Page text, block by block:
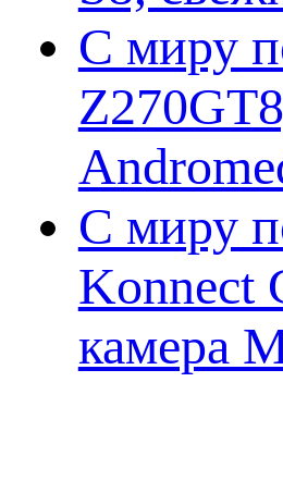
С миру
С миру
Konnect
камера